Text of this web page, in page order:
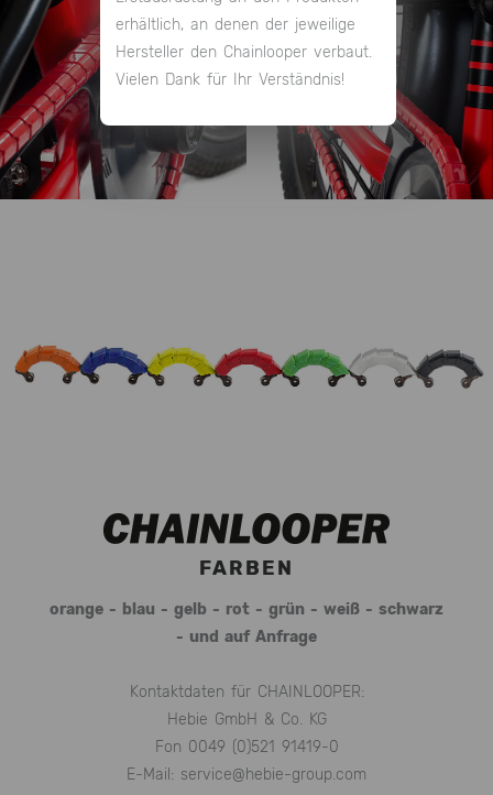
FARBEN
orange - blau - gelb - rot - grün - weiß - schwarz
- und auf Anfrage
Kontaktdaten für CHAINLOOPER:
Hebie GmbH & Co. KG
Fon 0049 (0)521 91419-0
E-Mail: service@hebie-group.com
erhältlich, an denen der jeweilige
Hersteller den Chainlooper verbaut.
Vielen Dank für Ihr Verständnis!